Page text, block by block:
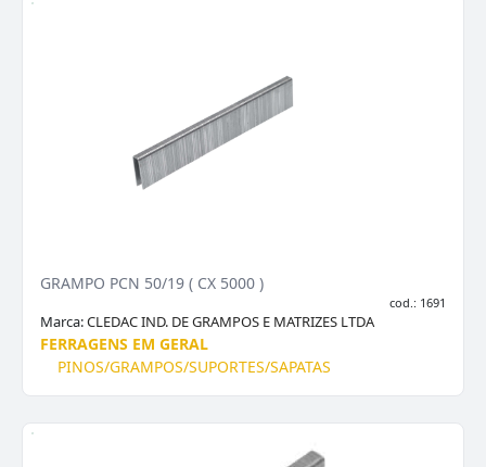
GRAMPO PCN 50/19 ( CX 5000 )
cod.: 1691
Marca:CLEDAC IND. DE GRAMPOS E MATRIZES LTDA
FERRAGENS EM GERAL
PINOS/GRAMPOS/SUPORTES/SAPATAS